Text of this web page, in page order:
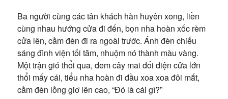
Ba người cùng các tân khách hàn huyên xong, liền
cùng nhau hướng cửa đi đến, bọn nha hoàn xốc rèm
cửa lên, cầm đèn đi ra ngoài trước. Ánh đèn chiếu
sáng đình viện tối tăm, nhuộm nó thành màu vàng.
Một trận gió thổi qua, đem cây mai đối diện cửa lớn
thổi mấy cái, tiểu nha hoàn đi đầu xoa xoa đôi mắt,
cầm đèn lồng giơ lên cao, “Đó là cái gì?”